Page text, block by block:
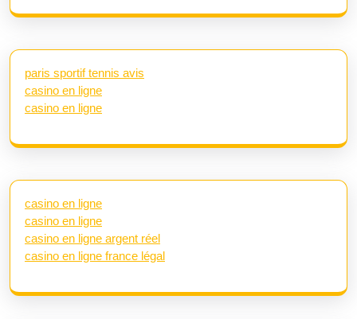
paris sportif tennis avis
casino en ligne
casino en ligne
casino en ligne
casino en ligne
casino en ligne argent réel
casino en ligne france légal